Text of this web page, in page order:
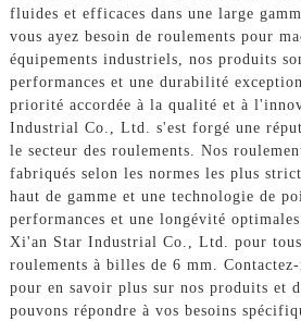
fluides et efficaces dans une large
vous ayez besoin de roulements pour
équipements industriels, nos produits
performances et une durabilité
priorité accordée à la qualité et à
Industrial Co., Ltd. s'est forgé une
le secteur des roulements. Nos
fabriqués selon les normes les plus
haut de gamme et une technologie de
performances et une longévité
Xi'an Star Industrial Co., Ltd. pour tous
roulements à billes de 6 mm.
pour en savoir plus sur nos produits et
pouvons répondre à vos besoins